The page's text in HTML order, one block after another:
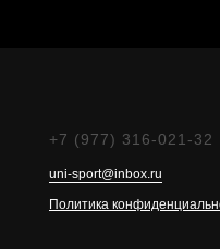
+7 (977) 316-021-32
uni-sport@inbox.ru
Политика